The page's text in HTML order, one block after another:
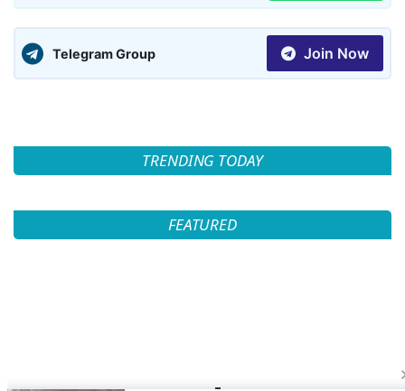
Telegram Group Join Now
TRENDING TODAY
FEATURED